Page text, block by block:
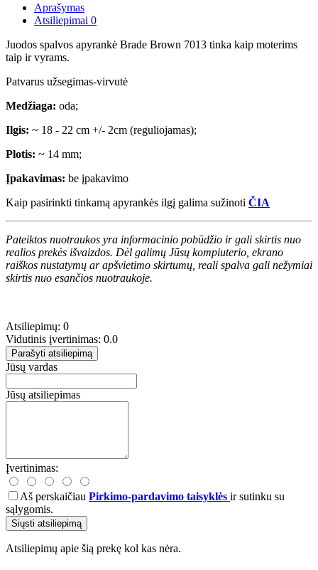
Aprašymas
Atsiliepimai 0
Juodos spalvos apyrankė Brade Brown 7013 tinka kaip moterims
taip ir vyrams.
Patvarus užsegimas-virvutė
Medžiaga: oda;
Ilgis: ~ 18 - 22 cm +/- 2cm (reguliojamas);
Plotis: ~ 14 mm;
Įpakavimas: be įpakavimo
Kaip pasirinkti tinkamą apyrankės ilgį galima sužinoti ČIA
Pateiktos nuotraukos yra informacinio pobūdžio ir gali skirtis nuo
realios prekės išvaizdos. Dėl galimų Jūsų kompiuterio, ekrano
raiškos nustatymų ar apšvietimo skirtumų, reali spalva gali nežymiai
skirtis nuo esančios nuotraukoje.
Atsiliepimų: 0
Vidutinis įvertinimas: 0.0
Parašyti atsiliepimą
Jūsų vardas
Jūsų atsiliepimas
Įvertinimas:
Aš perskaičiau Pirkimo-pardavimo taisyklės ir sutinku su
sąlygomis.
Siųsti atsiliepimą
Atsiliepimų apie šią prekę kol kas nėra.